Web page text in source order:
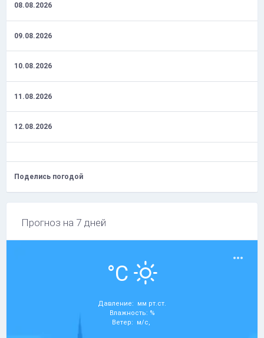
08.08.2026
09.08.2026
10.08.2026
11.08.2026
12.08.2026
Поделись погодой
Прогноз на 7 дней
°C
Давление: мм рт.ст.
Влажность: %
Ветер: м/с,